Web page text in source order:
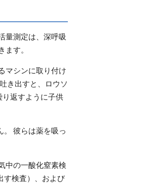
量測定は、深呼吸
す。
マシンに取り付け
き出すと、ロウソ
返すように子供
彼らは薬を吸っ
中の一酸化窒素検
す検査）、および